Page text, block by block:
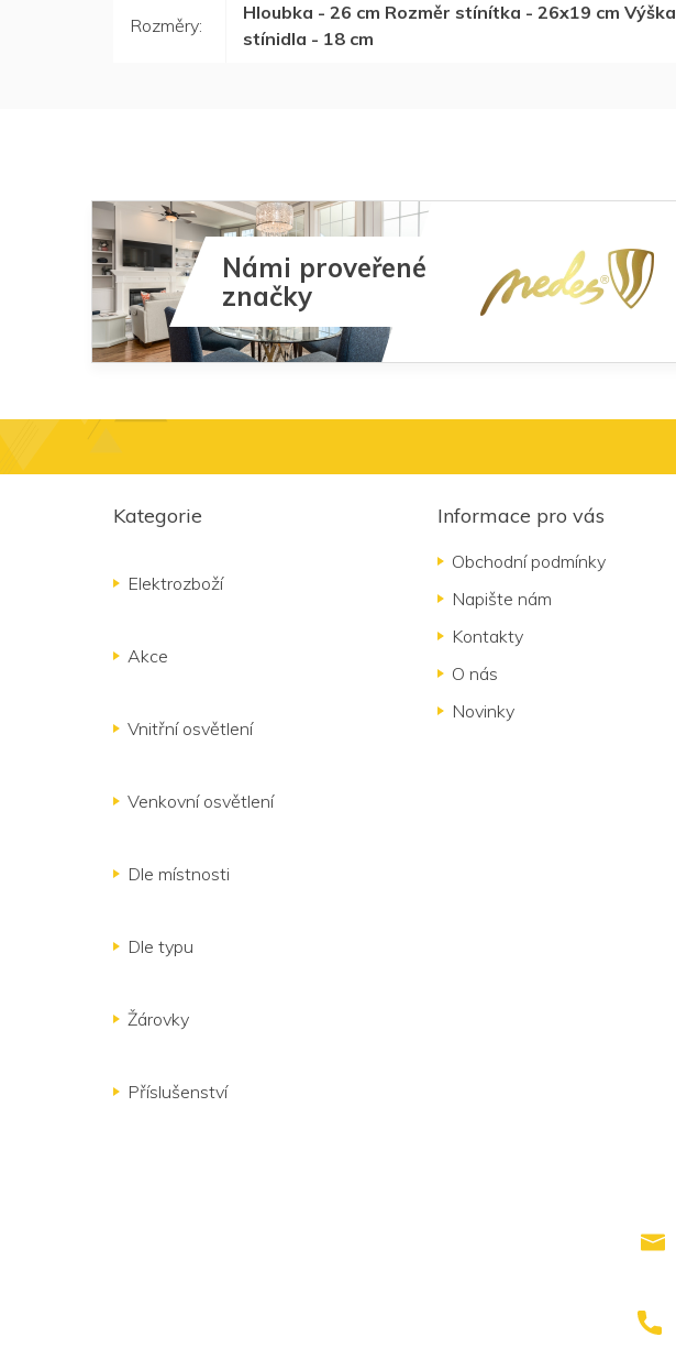
Rozměry:
Hloubka - 26 cm Rozměr stínítka - 26x19 cm Výška
stínidla - 18 cm
Námi proveřené
značky
Kategorie
Elektrozboží
Akce
Vnitřní osvětlení
Venkovní osvětlení
Dle místnosti
Dle typu
Žárovky
Příslušenství
Informace pro vás
Obchodní podmínky
Napište nám
Kontakty
O nás
Novinky